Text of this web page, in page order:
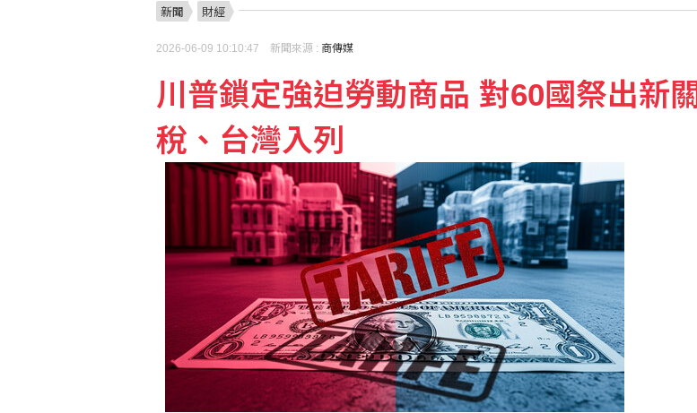
新聞 財經
2026-06-09 10:10:47 新聞來源 : 商傳媒
川普鎖定強迫勞動商品 對60國祭出新關
稅、台灣入列